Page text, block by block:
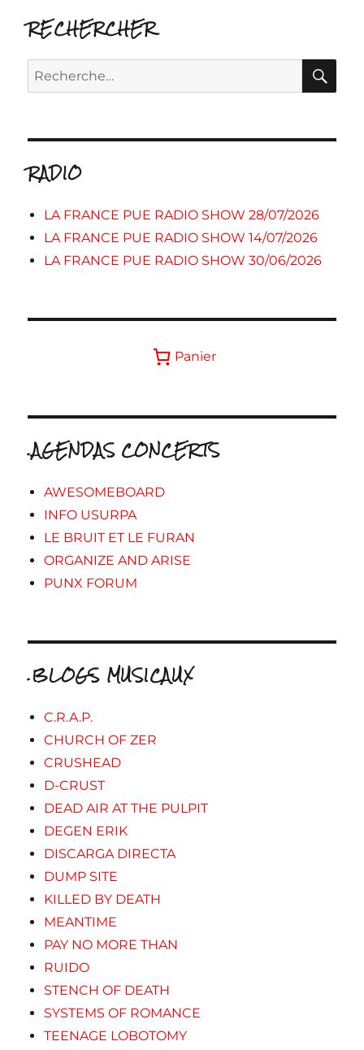
RECHERCHER
Recherche
pour :
RADIO
LA FRANCE PUE RADIO SHOW 28/07/2026
LA FRANCE PUE RADIO SHOW 14/07/2026
LA FRANCE PUE RADIO SHOW 30/06/2026
Panier
.AGENDAS CONCERTS
AWESOMEBOARD
INFO USURPA
LE BRUIT ET LE FURAN
ORGANIZE AND ARISE
PUNX FORUM
.BLOGS MUSICAUX
C.R.A.P.
CHURCH OF ZER
CRUSHEAD
D-CRUST
DEAD AIR AT THE PULPIT
DEGEN ERIK
DISCARGA DIRECTA
DUMP SITE
KILLED BY DEATH
MEANTIME
PAY NO MORE THAN
RUIDO
STENCH OF DEATH
SYSTEMS OF ROMANCE
TEENAGE LOBOTOMY